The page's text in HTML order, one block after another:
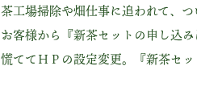
茶工場掃除や畑仕事に追われて、
お客様から『新茶セットの申し込
慌ててＨＰの設定変更。『新茶セ